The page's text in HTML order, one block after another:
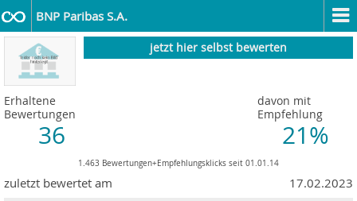
BNP Paribas S.A.
jetzt hier selbst bewerten
Erhaltene
Bewertungen
36
davon mit
Empfehlung
21%
1.463 Bewertungen+Empfehlungsklicks seit 01.01.14
zuletzt bewertet am 17.02.2023